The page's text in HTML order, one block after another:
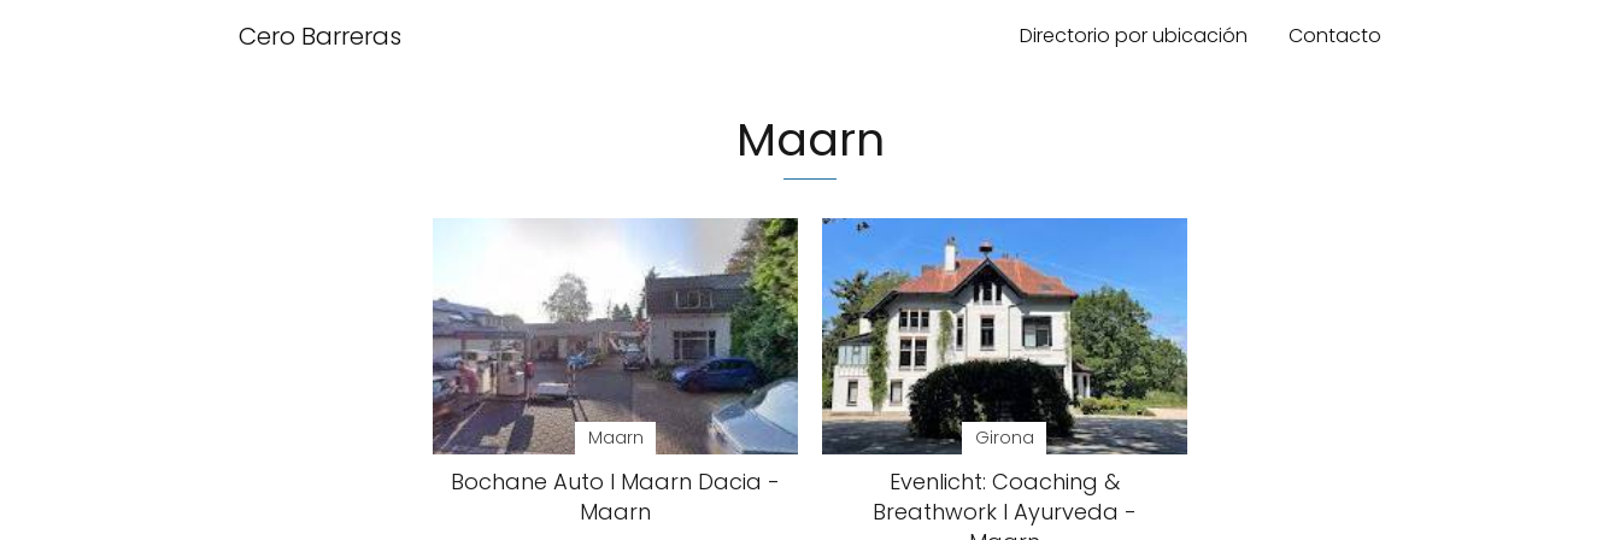
Cero Barreras Directorio por ubicación Contacto
Maarn
Maarn
Bochane Auto I Maarn Dacia -
Maarn
Girona
Evenlicht: Coaching &
Breathwork I Ayurveda -